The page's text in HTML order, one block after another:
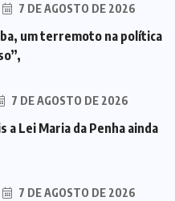
7 DE AGOSTO DE 2026
um terremoto na política
7 DE AGOSTO DE 2026
a Lei Maria da Penha ainda
7 DE AGOSTO DE 2026